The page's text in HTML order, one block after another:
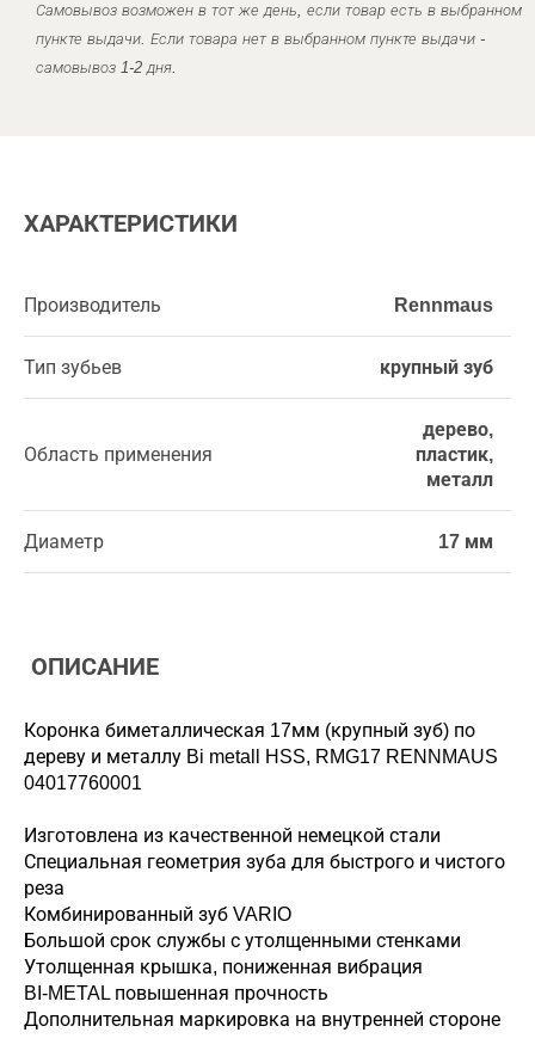
Самовывоз возможен в тот же день, если товар есть в выбранном
пункте выдачи. Если товара нет в выбранном пункте выдачи -
самовывоз 1-2 дня.
ХАРАКТЕРИСТИКИ
Производитель Rennmaus
Тип зубьев крупный зуб
Область применения
дерево,
пластик,
металл
Диаметр 17 мм
ОПИСАНИЕ
Коронка биметаллическая 17мм (крупный зуб) по
дереву и металлу Bi metall HSS, RMG17 RENNMAUS
04017760001
Изготовлена из качественной немецкой стали
Специальная геометрия зуба для быстрого и чистого
реза
Комбинированный зуб VARIO
Большой срок службы с утолщенными стенками
Утолщенная крышка, пониженная вибрация
BI-METAL повышенная прочность
Дополнительная маркировка на внутренней стороне